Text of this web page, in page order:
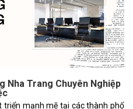
Nha Trang Chuyên Nghiệp
mạnh mẽ tại các thành phố